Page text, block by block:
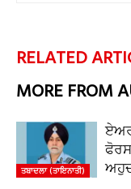
RELATED
MORE FROM
ਤਬਾਦਲਾ (ਤਾਇਨਾਤੀ)